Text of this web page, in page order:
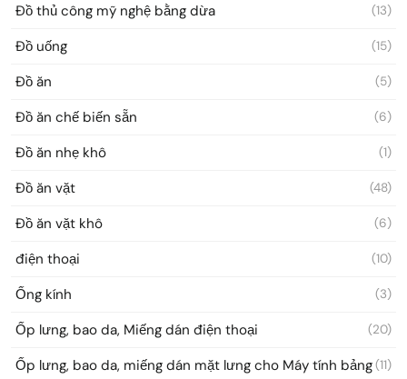
Đồ thủ công mỹ nghệ bằng dừa (13)
Đồ uống (15)
Đồ ăn (5)
Đồ ăn chế biến sẵn (6)
Đồ ăn nhẹ khô (1)
Đồ ăn vặt (48)
Đồ ăn vặt khô (6)
điện thoại (10)
Ống kính (3)
Ốp lưng, bao da, Miếng dán điện thoại (20)
Ốp lưng, bao da, miếng dán mặt lưng cho Máy tính bảng(11)